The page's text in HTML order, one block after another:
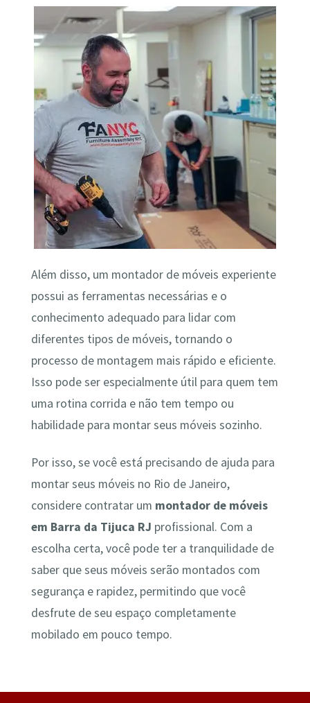
Além disso, um montador de móveis experiente
possui as ferramentas necessárias e o
conhecimento adequado para lidar com
diferentes tipos de móveis, tornando o
processo de montagem mais rápido e eficiente.
Isso pode ser especialmente útil para quem tem
uma rotina corrida e não tem tempo ou
habilidade para montar seus móveis sozinho.
Por isso, se você está precisando de ajuda para
montar seus móveis no Rio de Janeiro,
considere contratar um montador de móveis
em Barra da Tijuca RJ profissional. Com a
escolha certa, você pode ter a tranquilidade de
saber que seus móveis serão montados com
segurança e rapidez, permitindo que você
desfrute de seu espaço completamente
mobilado em pouco tempo.